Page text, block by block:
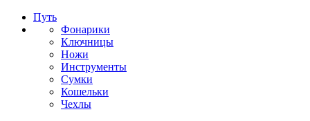
Путь
Фонарики
Ключницы
Ножи
Инструменты
Сумки
Кошельки
Чехлы